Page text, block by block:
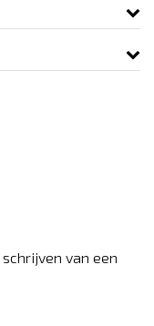
van een